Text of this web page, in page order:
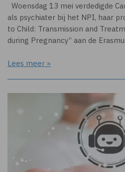
Woensdag 13 mei verdedigde
als psychiater bij het NPI, haar
to Child: Transmission and
during Pregnancy” aan de
Lees meer »